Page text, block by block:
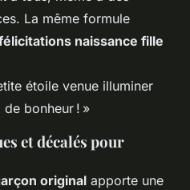
La même formule
naissance fille
étoile venue illuminer
bonheur ! »
et décalés pour
original apporte une